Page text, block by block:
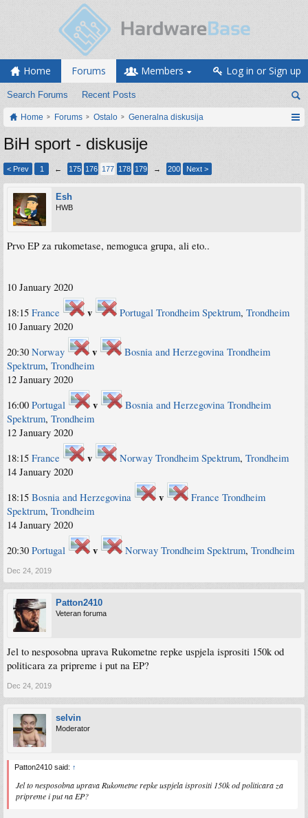
Home Forums
Search Forums Recent Posts
Members Log in or Sign up
Home Forums Ostalo Generalna diskusija
BiH sport - diskusije
< Prev 1 ← 175 176 177 178 179 → 200 Next >
Esh
HWB
Prvo EP za rukometase, nemoguca grupa, ali eto..
10 January 2020
18:15 France v Portugal Trondheim Spektrum, Trondheim
10 January 2020
20:30 Norway v Bosnia and Herzegovina Trondheim
Spektrum, Trondheim
12 January 2020
16:00 Portugal v Bosnia and Herzegovina Trondheim
Spektrum, Trondheim
12 January 2020
18:15 France v Norway Trondheim Spektrum, Trondheim
14 January 2020
18:15 Bosnia and Herzegovina v France Trondheim
Spektrum, Trondheim
14 January 2020
20:30 Portugal v Norway Trondheim Spektrum, Trondheim
Dec 24, 2019
Patton2410
Veteran foruma
Jel to nesposobna uprava Rukometne repke uspjela isprositi 150k od
politicara za pripreme i put na EP?
Dec 24, 2019
selvin
Moderator
Patton2410 said: ↑
Jel to nesposobna uprava Rukometne repke uspjela isprositi 150k od politicara za
pripreme i put na EP?